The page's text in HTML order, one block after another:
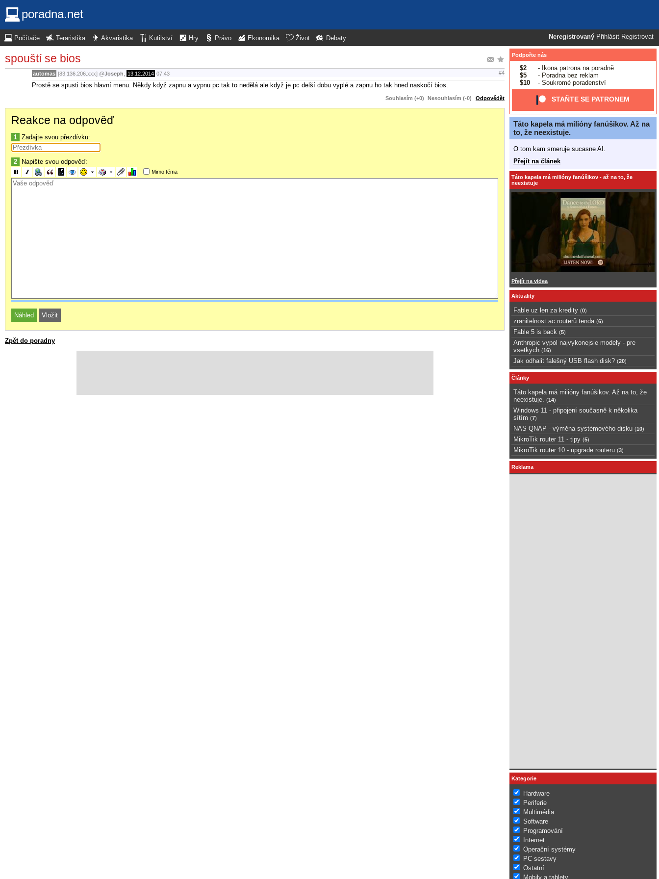
poradna.net
Neregistrovaný Přihlásit Registrovat
Počítače Teraristika Akvaristika Kutilství Hry Právo Ekonomika Život Debaty
spouští se bios
automas [83.136.206.xxx] @Joseph 13.12.2014 07:43 #4
Prostě se spusti bios hlavní menu. Někdy když zapnu a vypnu pc tak to nedělá ale když je pc delší dobu vyplé a zapnu ho tak hned naskočí bios.
Souhlasím (+0) Nesouhlasím (-0) Odpovědět
Reakce na odpověď
1 Zadajte svou přezdívku:
2 Napište svou odpověď:
Mimo téma
Zpět do poradny
Podpořte nás
$2
- Ikona patrona na poradně
$5
- Poradna bez reklam
$10
- Soukromé poradenství
STAŇTE SE PATRONEM
Táto kapela má milióny fanúšikov. Až na
to, že neexistuje.
O tom kam smeruje sucasne AI.
Přejít na článek
Táto kapela má milióny fanúšikov - až na to, že
neexistuje
Přejít na videa
Aktuality
Fable uz len za kredity (0)
zranitelnost ac routerů tenda (6)
Fable 5 is back (5)
Anthropic vypol najvykonejsie modely - pre
vsetkych (16)
Jak odhalit falešný USB flash disk? (20)
Články
Táto kapela má milióny fanúšikov. Až na to, že
neexistuje.
(14)
Windows 11 - připojení současně k několika
sítím (7)
NAS QNAP - výměna systémového disku (10)
MikroTik router 11 - tipy (5)
MikroTik router 10 - upgrade routeru (3)
Reklama
Kategorie
Hardware
Periferie
Multimédia
Software
Programování
Internet
Operační systémy
PC sestavy
Ostatní
Mobily a tablety